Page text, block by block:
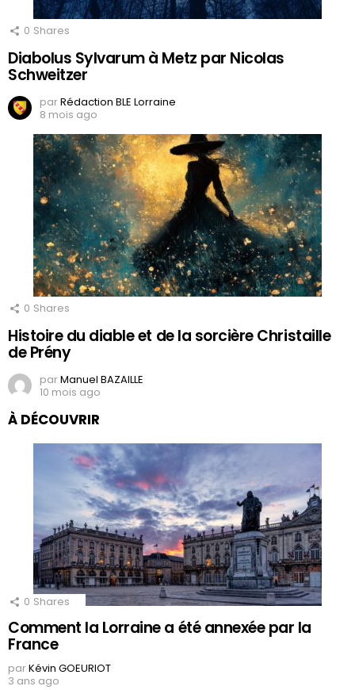
0 Shares
Diabolus Sylvarum à Metz par Nicolas
Schweitzer
parRédaction BLE Lorraine
8 mois ago
0 Shares
Histoire du diable et de la sorcière Christaille
de Prény
parManuel BAZAILLE
10 mois ago
À DÉCOUVRIR
0 Shares
Comment la Lorraine a été annexée par la
France
parKévin GOEURIOT
3 ans ago